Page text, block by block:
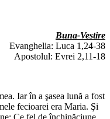
Buna-Vestire
Evanghelia: Luca 1,24-38
Apostolul: Evrei 2,11-18
Iar în a şasea lună a fost
fecioarei era Maria. Şi
Ce fel de închinăciune